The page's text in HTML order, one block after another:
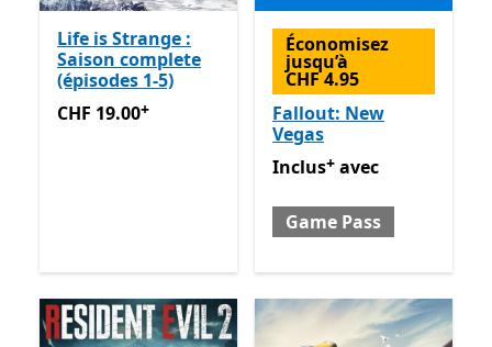
Life is Strange :
Saison complete
(épisodes 1-5)
CHF 19.00Avec des achats dans l’application
CHF 19.00+
Économisez
jusqu’à
CHF 4.95
Fallout: New
Vegas
Inclus avec Game Pass
Inclus+ avec
Game Pass